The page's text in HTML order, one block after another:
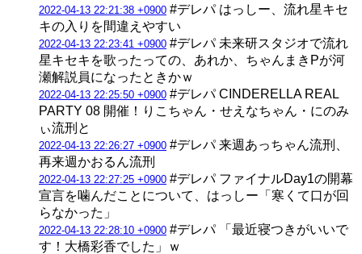
2022-04-13 22:21:38 +0900 #デレパ はっしー、流れ星キセ
キの入りを間違えやすい
2022-04-13 22:23:41 +0900 #デレパ 未来研スタジオで流れ
星キセキを歌ったっての、あれか、ちゃんまきPが河
瀬解説員になったときかｗ
2022-04-13 22:25:50 +0900 #デレパ CINDERELLA REAL
PARTY 08 開催！りこちゃん・せえなちゃん・にのみ
ぃ流刑と
2022-04-13 22:26:27 +0900 #デレパ 来週あっちゃん流刑、
再来週かおるん流刑
2022-04-13 22:27:25 +0900 #デレパ ファイナルDay1の開幕
宣言を噛んだことについて、はっしー「寒くて口が回
らなかった」
2022-04-13 22:28:10 +0900 #デレパ 「最近寝つきがいいで
す！大橋彩香でした」ｗ